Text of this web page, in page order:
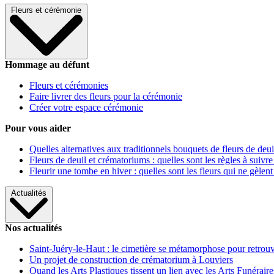
Fleurs et cérémonie
Hommage au défunt
Fleurs et cérémonies
Faire livrer des fleurs pour la cérémonie
Créer votre espace cérémonie
Pour vous aider
Quelles alternatives aux traditionnels bouquets de fleurs de
Fleurs de deuil et crématoriums : quelles sont les règles à
Fleurir une tombe en hiver : quelles sont les fleurs qui ne gèlent
Actualités
Nos actualités
Saint-Juéry-le-Haut : le cimetière se métamorphose pour
Un projet de construction de crématorium à Louviers
Quand les Arts Plastiques tissent un lien avec les Arts